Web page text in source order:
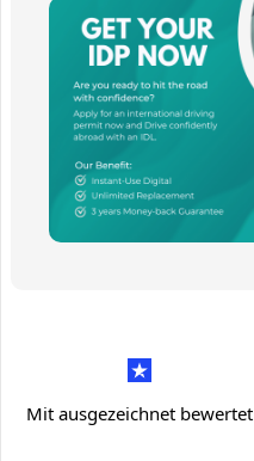
Mit ausgezeichnet bewertet